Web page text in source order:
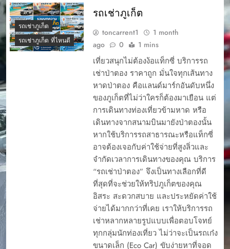
รถเช่าภูเก็ต
รถเช่าภูเก็ต ที่ไหนดี
รถเช่าภูเก็ต
toncarrent1
1 month
ago
0 1 mins
เที่ยวสนุกไม่ต้องง้อแท็กซี่ บริการรถ
เช่าป่าตอง ราคาถูก มั่นใจทุกเส้นทาง
หาดป่าตอง คือแลนด์มาร์กอันดับหนึ่ง
ของภูเก็ตที่ไม่ว่าใครก็ต้องมาเยือน แต่
การเดินทางท่องเที่ยวข้ามหาด หรือ
เดินทางจากสนามบินมายังป่าตองนั้น
หากใช้บริการรถสาธารณะหรือแท็กซี่
อาจต้องเจอกับค่าใช้จ่ายที่สูงลิ่วและ
จำกัดเวลาการเดินทางของคุณ บริการ
“รถเช่าป่าตอง” จึงเป็นทางเลือกที่ดี
ที่สุดที่จะช่วยให้ทริปภูเก็ตของคุณ
อิสระ สะดวกสบาย และประหยัดค่าใช้
จ่ายได้มากกว่าที่เคย เราให้บริการรถ
เช่าหลากหลายรูปแบบเพื่อตอบโจทย์
ทุกกลุ่มนักท่องเที่ยว ไม่ว่าจะเป็นรถเก๋ง
ขนาดเล็ก (Eco Car) ขับง่ายหาที่จอด